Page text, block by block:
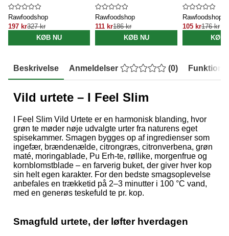
Rawfoodshop
197 kr327 kr
KØB NU
Rawfoodshop
111 kr186 kr
KØB NU
Rawfoodshop
105 kr176 kr
KØB
Beskrivelse Anmeldelser (0)
Vild urtete – I Feel Slim
I Feel Slim Vild Urtete er en harmonisk blanding, hvor
grøn te møder nøje udvalgte urter fra naturens eget
spisekammer. Smagen bygges op af ingredienser som
ingefær, brændenælde, citrongræs, citronverbena, grøn
maté, moringablade, Pu Erh-te, røllike, morgenfrue og
kornblomstblade – en farverig buket, der giver hver kop
sin helt egen karakter. For den bedste smagsoplevelse
anbefales en trækketid på 2–3 minutter i 100 °C vand,
med en generøs teskefuld te pr. kop.
Smagfuld urtete, der løfter hverdagen